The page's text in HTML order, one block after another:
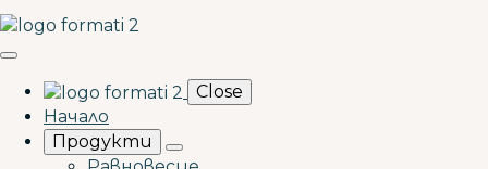
Close
Начало
Продукти